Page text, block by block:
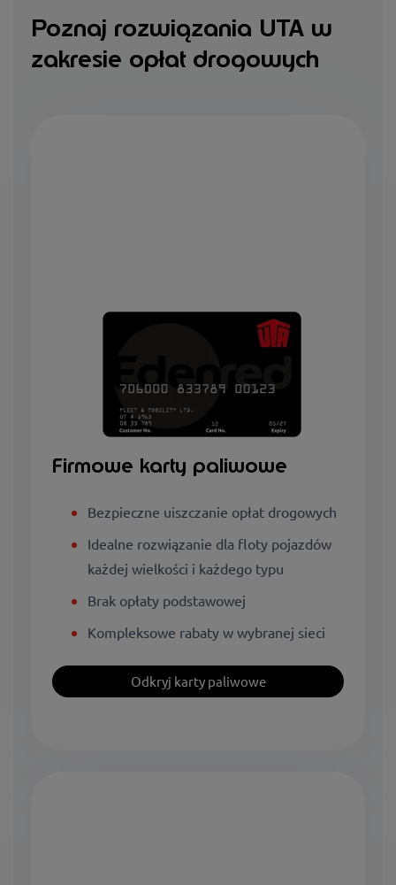
Poznaj rozwiązania UTA w
zakresie opłat drogowych
Firmowe karty paliwowe
Bezpieczne uiszczanie opłat drogowych
Idealne rozwiązanie dla floty pojazdów
każdej wielkości i każdego typu
Brak opłaty podstawowej
Kompleksowe rabaty w wybranej sieci
Odkryj karty paliwowe